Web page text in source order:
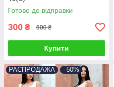
Готово до відправки
300 ₴ 600 ₴
Купити
РАСПРОДАЖА –50%